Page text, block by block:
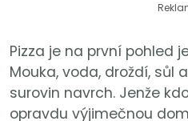
Pizza je na první pohled
Mouka, voda, droždí, sůl
surovin navrch. Jenže
opravdu výjimečnou